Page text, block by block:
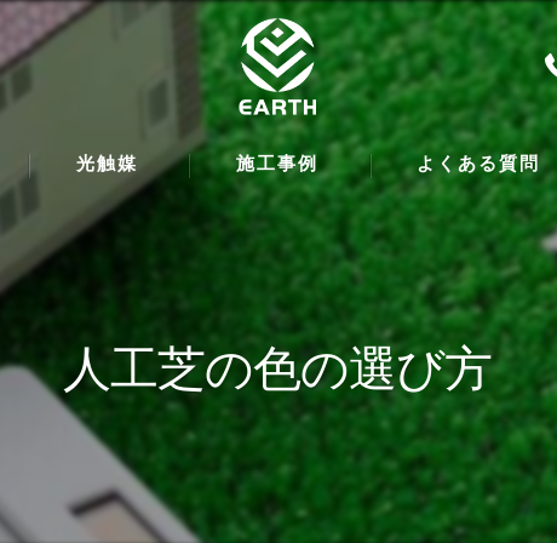
光触媒 施工事例 よくある質問
人工芝の色の選び方